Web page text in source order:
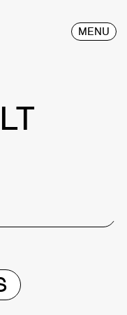
MENU